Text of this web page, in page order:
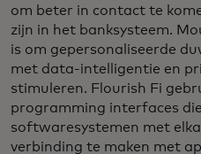
om beter in contact te
zijn in het banksysteem.
is om gepersonaliseerde
met data-intelligentie en
stimuleren. Flourish Fi
programming interfaces
softwaresystemen met
verbinding te maken met